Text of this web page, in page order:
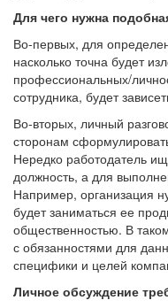
Для чего нужна
Во-первых, для
насколько точна будет
профессиональных/
сотрудника, будет
Во-вторых, личный
сторонам
Нередко работодатель
должность, а для
Например, организация
будет заниматься ее
общественностью. В
с обязанностями для
специфики и целей
Личное обсуждение